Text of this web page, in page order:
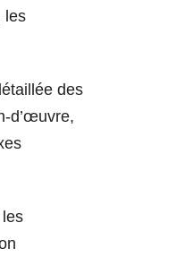
les
des
d’œuvre,